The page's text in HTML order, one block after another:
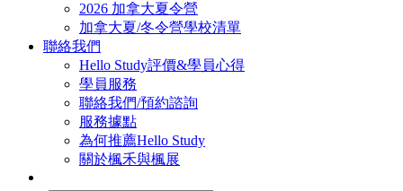
2026 加拿大夏令營
加拿大夏/冬令營學校清單
聯絡我們
Hello Study評價&學員心得
學員服務
聯絡我們/預約諮詢
服務據點
為何推薦Hello Study
關於楓禾與楓展